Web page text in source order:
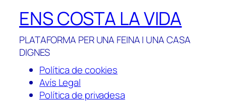
ENS COSTA LA VIDA
PLATAFORMA PER UNA FEINA I UNA CASA
DIGNES
Política de cookies
Avís Legal
Política de privadesa